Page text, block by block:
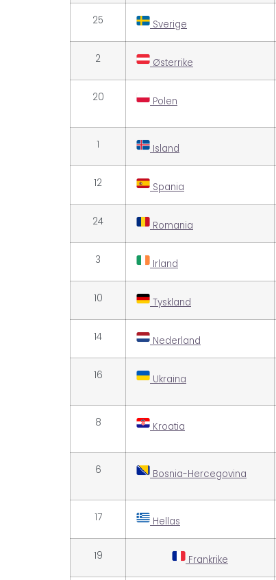
25 Sverige
2 Østerrike
20 Polen
1 Island
12 Spania
24 Romania
3 Irland
10 Tyskland
14 Nederland
16 Ukraina
8 Kroatia
6 Bosnia-Hercegovina
17 Hellas
19 Frankrike